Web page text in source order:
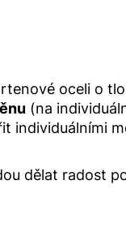
oceli o
(na
individuálními
dělat radost